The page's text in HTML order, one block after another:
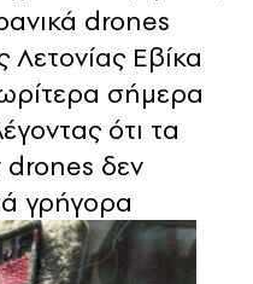
drones
Εβίκα
σήμερα
ότι τα
δεν
γρήγορα